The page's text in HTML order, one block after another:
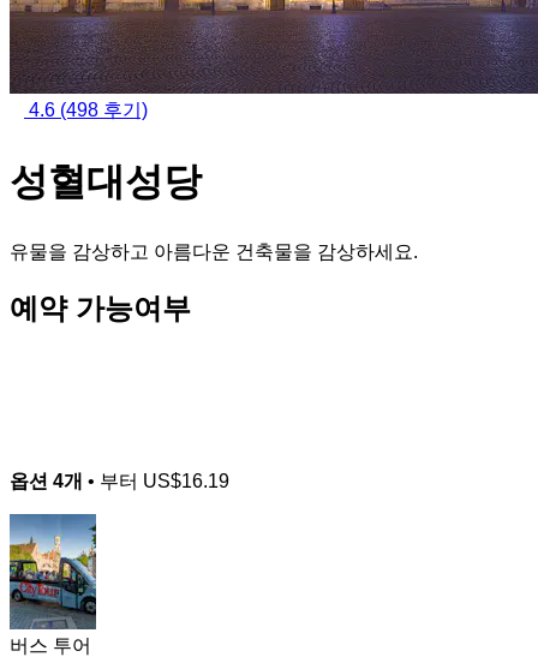
4.6 (498 후기)
성혈대성당
유물을 감상하고 아름다운 건축물을 감상하세요.
예약 가능여부
옵션 4개 • 부터 US$16.19
버스 투어